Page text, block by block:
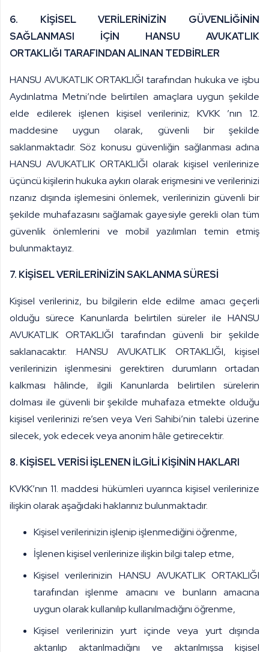
6. KİŞİSEL VERİLERİNİZİN GÜVENLİĞİNİN
SAĞLANMASI İÇİN HANSU AVUKATLIK
ORTAKLIĞI TARAFINDAN ALINAN TEDBİRLER
HANSU AVUKATLIK ORTAKLIĞI tarafından hukuka ve işbu
Aydınlatma Metni’nde belirtilen amaçlara uygun şekilde
elde edilerek işlenen kişisel verileriniz; KVKK ’nın 12.
maddesine uygun olarak, güvenli bir şekilde
saklanmaktadır. Söz konusu güvenliğin sağlanması adına
HANSU AVUKATLIK ORTAKLIĞI olarak kişisel verilerinize
üçüncü kişilerin hukuka aykırı olarak erişmesini ve verilerinizi
rızanız dışında işlemesini önlemek, verilerinizin güvenli bir
şekilde muhafazasını sağlamak gayesiyle gerekli olan tüm
güvenlik önlemlerini ve mobil yazılımları temin etmiş
bulunmaktayız.
7. KİŞİSEL VERİLERİNİZİN SAKLANMA SÜRESİ
Kişisel verileriniz, bu bilgilerin elde edilme amacı geçerli
olduğu sürece Kanunlarda belirtilen süreler ile HANSU
AVUKATLIK ORTAKLIĞI tarafından güvenli bir şekilde
saklanacaktır. HANSU AVUKATLIK ORTAKLIĞI, kişisel
verilerinizin işlenmesini gerektiren durumların ortadan
kalkması hâlinde, ilgili Kanunlarda belirtilen sürelerin
dolması ile güvenli bir şekilde muhafaza etmekte olduğu
kişisel verilerinizi re’sen veya Veri Sahibi’nin talebi üzerine
silecek, yok edecek veya anonim hâle getirecektir.
8. KİŞİSEL VERİSİ İŞLENEN İLGİLİ KİŞİNİN HAKLARI
KVKK’nın 11. maddesi hükümleri uyarınca kişisel verilerinize
ilişkin olarak aşağıdaki haklarınız bulunmaktadır.
Kişisel verilerinizin işlenip işlenmediğini öğrenme,
İşlenen kişisel verilerinize ilişkin bilgi talep etme,
Kişisel verilerinizin HANSU AVUKATLIK ORTAKLIĞI
tarafından işlenme amacını ve bunların amacına
uygun olarak kullanılıp kullanılmadığını öğrenme,
Kişisel verilerinizin yurt içinde veya yurt dışında
aktarılıp aktarılmadığını ve aktarılmışsa kişisel